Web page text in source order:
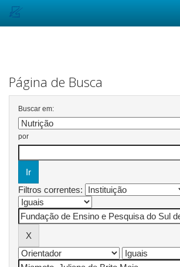
Página de Busca
Buscar em:
por
Filtros correntes: